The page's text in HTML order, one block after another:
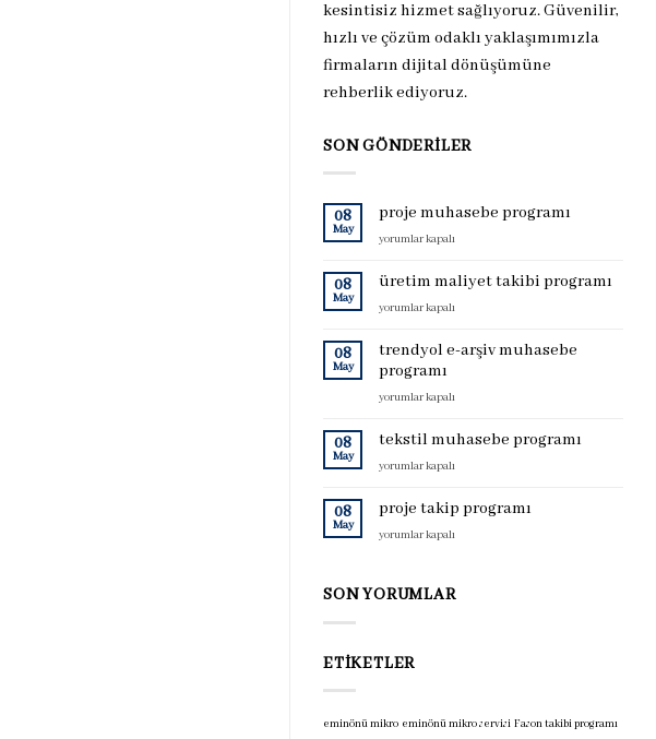
kesintisiz hizmet sağlıyoruz. Güvenilir,
hızlı ve çözüm odaklı yaklaşımımızla
firmaların dijital dönüşümüne
rehberlik ediyoruz.
SON GÖNDERILER
08
May
proje muhasebe programı
proje
programı
yorumlar kapalı
08
May
üretim maliyet takibi programı
üretim
takibi
için
yorumlar kapalı
08
May
trendyol e-arşiv muhasebe
programı
trendyol
arşiv
programı
yorumlar kapalı
08
May
tekstil muhasebe programı
tekstil
programı
yorumlar kapalı
08
May
proje takip programı
proje
için
yorumlar kapalı
SON YORUMLAR
ETIKETLER
eminönü mikro eminönü mikro servisi Fason takibi programı